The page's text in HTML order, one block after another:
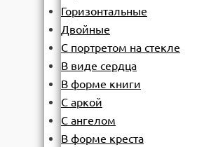
Горизонтальные
Двойные
С портретом на стекле
В виде сердца
В форме книги
С аркой
С ангелом
В форме креста